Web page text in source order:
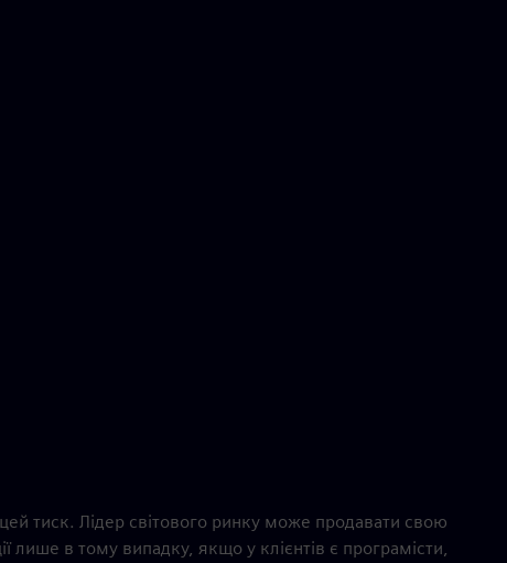
тиск. Лідер світового ринку може продавати свою
лише в тому випадку, якщо у клієнтів є програмісти,